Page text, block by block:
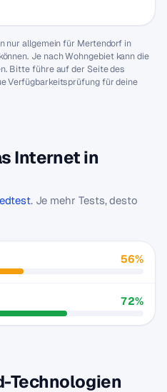
nur allgemein für Mertendorf in
Je nach Wohngebiet kann die
Bitte führe auf der Seite des
Verfügbarkeitsprüfung für deine
Internet in
. Je mehr Tests, desto
56%
72%
Technologien